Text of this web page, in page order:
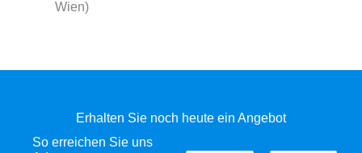
Wien)
Erhalten Sie noch heute ein Angebot
So erreichen Sie uns